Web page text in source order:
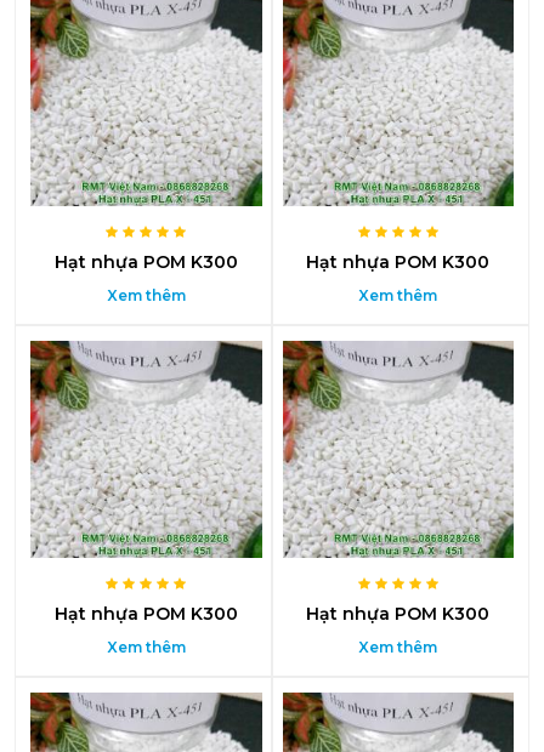
Hạt nhựa POM K300
Xem thêm
Hạt nhựa POM K300
Xem thêm
Hạt nhựa POM K300
Xem thêm
Hạt nhựa POM K300
Xem thêm